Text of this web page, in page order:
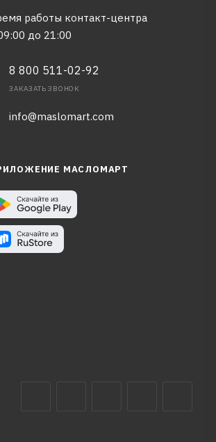
работы контакт-центра
до 21:00
8 800 511-02-92
ЗАКАЗАТЬ ЗВОНОК
info@maslomart.com
МАСЛОМАРТ